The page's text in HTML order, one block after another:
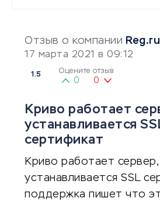
Отзыв о компании Reg.ru
17 марта 2021 в 09:12
1.5 Оцените отзыв
0 0
Криво работает
устанавливается
сертификат
Криво работает сервер,
устанавливается SSL
поддержка пишет что